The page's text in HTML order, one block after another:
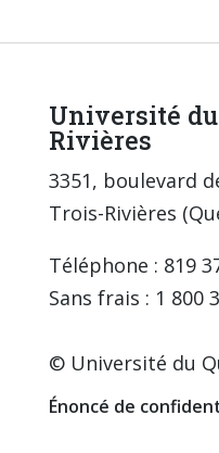
Université du
Rivières
3351, boulevard
Trois-Rivières
Téléphone : 819
Sans frais : 1 800
© Université du
Énoncé de